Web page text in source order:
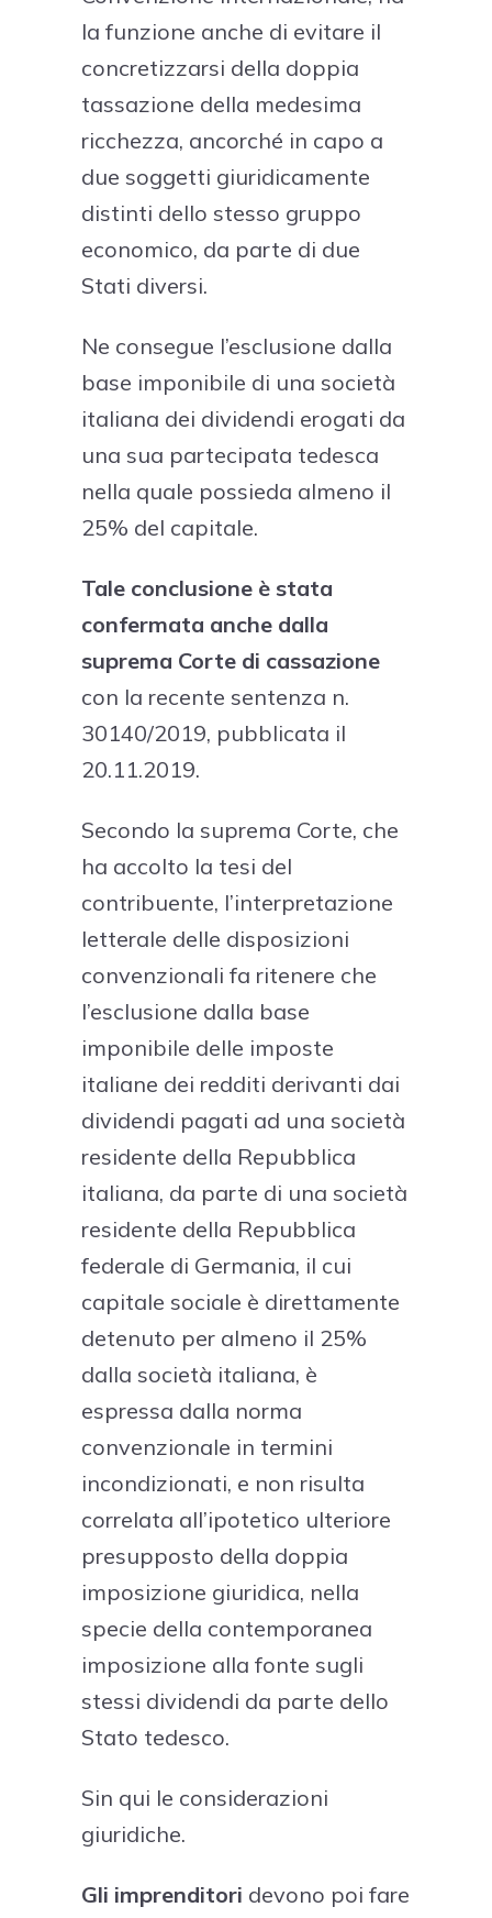
la funzione anche di evitare il
concretizzarsi della doppia
tassazione della medesima
ricchezza, ancorché in capo a
due soggetti giuridicamente
distinti dello stesso gruppo
economico, da parte di due
Stati diversi.
Ne consegue l’esclusione dalla
base imponibile di una società
italiana dei dividendi erogati da
una sua partecipata tedesca
nella quale possieda almeno il
25% del capitale.
Tale conclusione è stata
confermata anche dalla
suprema Corte di cassazione
con la recente sentenza n.
30140/2019, pubblicata il
20.11.2019.
Secondo la suprema Corte, che
ha accolto la tesi del
contribuente, l’interpretazione
letterale delle disposizioni
convenzionali fa ritenere che
l’esclusione dalla base
imponibile delle imposte
italiane dei redditi derivanti dai
dividendi pagati ad una società
residente della Repubblica
italiana, da parte di una società
residente della Repubblica
federale di Germania, il cui
capitale sociale è direttamente
detenuto per almeno il 25%
dalla società italiana, è
espressa dalla norma
convenzionale in termini
incondizionati, e non risulta
correlata all’ipotetico ulteriore
presupposto della doppia
imposizione giuridica, nella
specie della contemporanea
imposizione alla fonte sugli
stessi dividendi da parte dello
Stato tedesco.
Sin qui le considerazioni
giuridiche.
Gli imprenditori devono poi fare